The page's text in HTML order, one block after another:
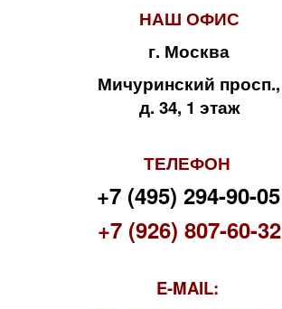
НАШ ОФИС
г. Москва
Мичуринский просп.,
д. 34, 1 этаж
ТЕЛЕФОН
+7 (495) 294-90-05
+7 (926) 807-60-32
E-MAIL: